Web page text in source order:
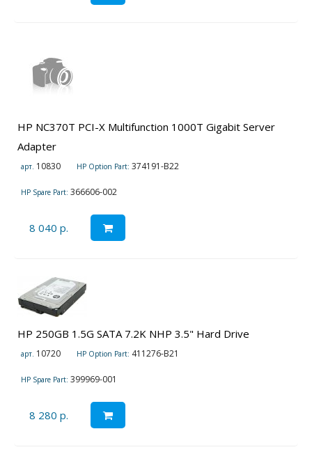
HP NC370T PCI-X Multifunction 1000T Gigabit Server
Adapter
арт. 10830 HP Option Part: 374191-B22
HP Spare Part: 366606-002
8 040 р.
HP 250GB 1.5G SATA 7.2K NHP 3.5" Hard Drive
арт. 10720 HP Option Part: 411276-B21
HP Spare Part: 399969-001
8 280 р.